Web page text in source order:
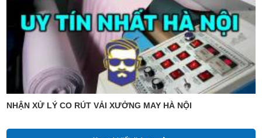
NHẬN XỬ LÝ CO RÚT VẢI XƯỞNG MAY HÀ NỘI